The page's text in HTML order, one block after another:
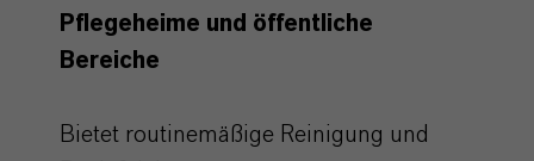
Pflegeheime und öffentliche
Bereiche
Bietet routinemäßige Reinigung und